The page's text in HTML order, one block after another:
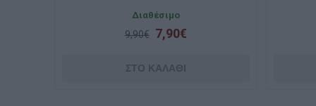
Διαθέσιμο
9,90€ 7,90€